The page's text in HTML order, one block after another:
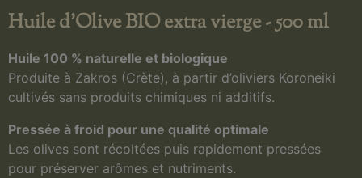
Huile d'Olive BIO extra vierge - 500 ml​
Huile 100 % naturelle et biologique
Produite à Zakros (Crète), à partir d’oliviers Koroneiki
cultivés sans produits chimiques ni additifs.
Pressée à froid pour une qualité optimale
Les olives sont récoltées puis rapidement pressées
pour préserver arômes et nutriments.